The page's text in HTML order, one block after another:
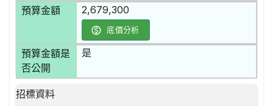
預算金額 2,679,300
底價分析
預算金額是
否公開
是
招標資料